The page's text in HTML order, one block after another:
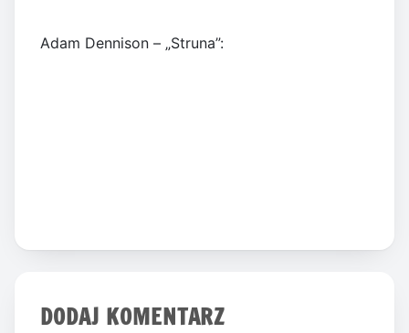
Adam Dennison – „Struna”:
DODAJ KOMENTARZ